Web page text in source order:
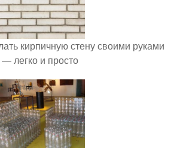
кирпичную стену своими руками
— легко и просто